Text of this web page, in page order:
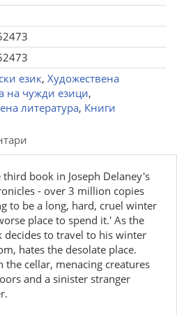
език, Художествена
на чужди езици,
литература, Книги
third book in Joseph Delaney's
- over 3 million copies
to be a long, hard, cruel winter
place to spend it.' As the
decides to travel to his winter
hates the desolate place.
the cellar, menacing creatures
and a sinister stranger